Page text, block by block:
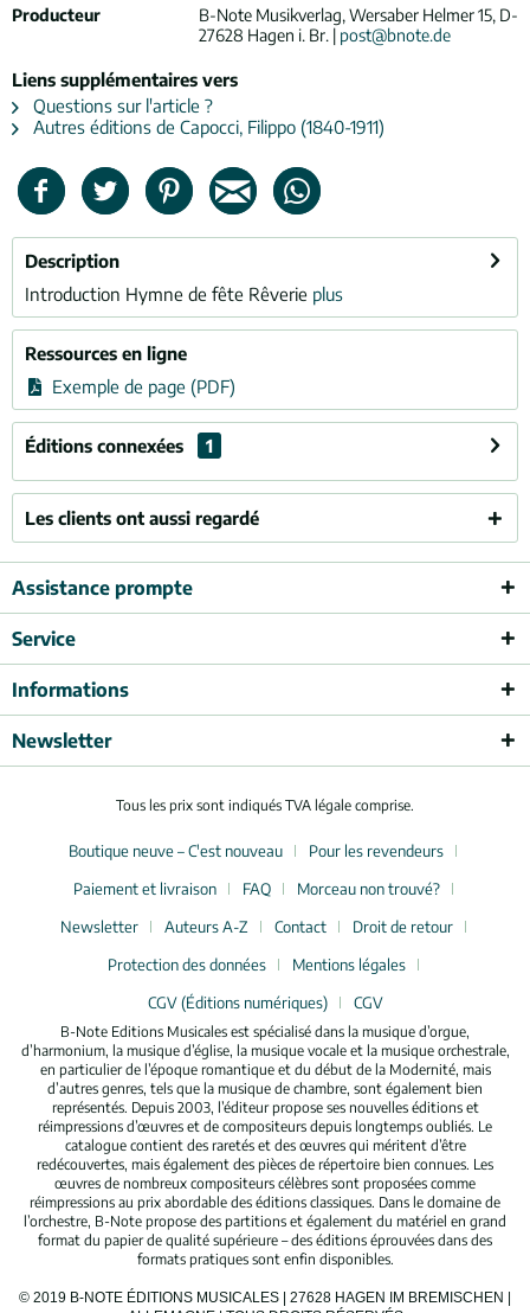
Producteur
B-Note Musikverlag, Wersaber Helmer 15, D-
27628 Hagen i. Br. | post@bnote.de
Liens supplémentaires vers
Questions sur l'article ?
Autres éditions de Capocci, Filippo (1840-1911)
Description
Introduction Hymne de fête Rêverie plus
Ressources en ligne
Exemple de page (PDF)
Éditions connexées 1
Les clients ont aussi regardé
Assistance prompte
Service
Informations
Newsletter
Tous les prix sont indiqués TVA légale comprise.
Boutique neuve – C'est nouveau
Pour les revendeurs
Paiement et livraison
FAQ
Morceau non trouvé?
Newsletter
Auteurs A-Z Contact
Droit de retour
Protection des données
Mentions légales
CGV (Éditions numériques)
CGV
B-Note Editions Musicales est spécialisé dans la musique d’orgue,
d’harmonium, la musique d’église, la musique vocale et la musique orchestrale,
en particulier de l’époque romantique et du début de la Modernité, mais
d’autres genres, tels que la musique de chambre, sont également bien
représentés. Depuis 2003, l’éditeur propose ses nouvelles éditions et
réimpressions d’œuvres et de compositeurs depuis longtemps oubliés. Le
catalogue contient des raretés et des œuvres qui méritent d’être
redécouvertes, mais également des pièces de répertoire bien connues. Les
œuvres de nombreux compositeurs célèbres sont proposées comme
réimpressions au prix abordable des éditions classiques. Dans le domaine de
l’orchestre, B-Note propose des partitions et également du matériel en grand
format du papier de qualité supérieure – des éditions éprouvées dans des
formats pratiques sont enfin disponibles.
© 2019 B-NOTE ÉDITIONS MUSICALES | 27628 HAGEN IM BREMISCHEN |